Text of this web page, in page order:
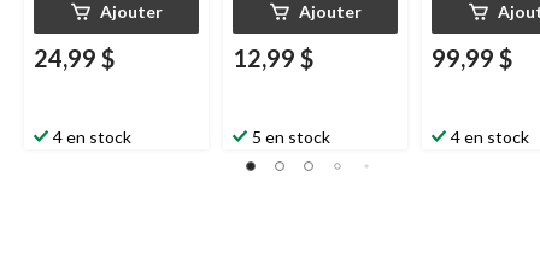
Ajouter
24,99 $
4 en stock
Ajouter
12,99 $
5 en stock
99,99 $
4 en stock